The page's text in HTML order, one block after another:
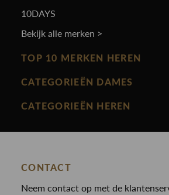
10DAYS
Bekijk alle merken >
TOP 10 MERKEN HEREN
Vanguard
Cast Iron
CATEGORIEËN DAMES
Nieuw binnen
Blouses
Broeken
CATEGORIEËN HEREN
Broeken
Colberts
CONTACT
Neem contact op met de